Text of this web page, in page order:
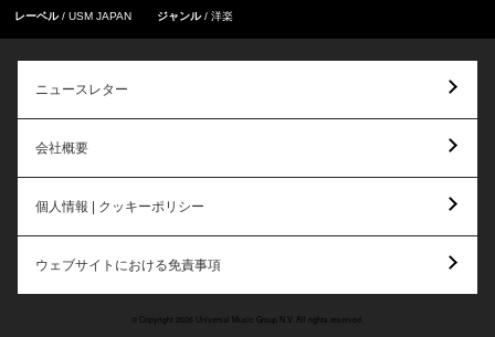
レーベル USM JAPAN ジャンル 洋楽
ニュースレター
会社概要
個人情報 | クッキーポリシー
ウェブサイトにおける免責事項
© Copyright 2026 Universal Music Group N.V. All rights reserved.